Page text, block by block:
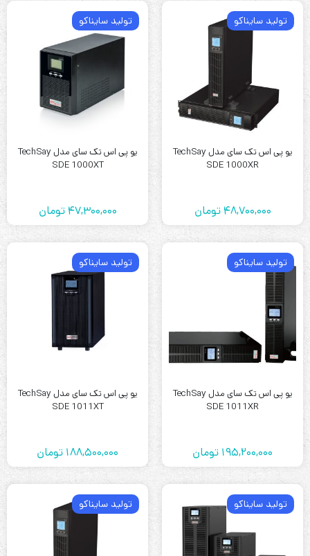
تولید سایناکو
یو پی اس تک سای مدل TechSay
SDE 1000XR
48,700,000 تومان
تولید سایناکو
یو پی اس تک سای مدل TechSay
SDE 1000XT
47,300,000 تومان
تولید سایناکو
یو پی اس تک سای مدل TechSay
SDE 1011XR
195,200,000 تومان
تولید سایناکو
یو پی اس تک سای مدل TechSay
SDE 1011XT
188,500,000 تومان
تولید سایناکو تولید سایناکو